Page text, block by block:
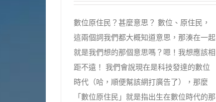
數位原住民？甚麼意思？ 數位、原住民，
這兩個詞我們都大概知道意思，那湊在一起
就是我們想的那個意思嗎？嗯！我想應該相
距不遠！ 我們會說現在是科技發達的數位
時代（哈，順便幫該網打廣告了），那麼
「數位原住民」就是指出生在數位時代的那